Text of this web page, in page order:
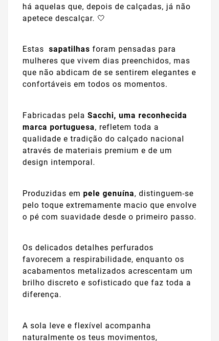
há aquelas que, depois de calçadas, já não
apetece descalçar. 🤍
Estas sapatilhas foram pensadas para
mulheres que vivem dias preenchidos, mas
que não abdicam de se sentirem elegantes e
confortáveis em todos os momentos.
Fabricadas pela Sacchi, uma reconhecida
marca portuguesa, refletem toda a
qualidade e tradição do calçado nacional
através de materiais premium e de um
design intemporal.
Produzidas em pele genuína, distinguem-se
pelo toque extremamente macio que envolve
o pé com suavidade desde o primeiro passo.
Os delicados detalhes perfurados
favorecem a respirabilidade, enquanto os
acabamentos metalizados acrescentam um
brilho discreto e sofisticado que faz toda a
diferença.
A sola leve e flexível acompanha
naturalmente os teus movimentos,